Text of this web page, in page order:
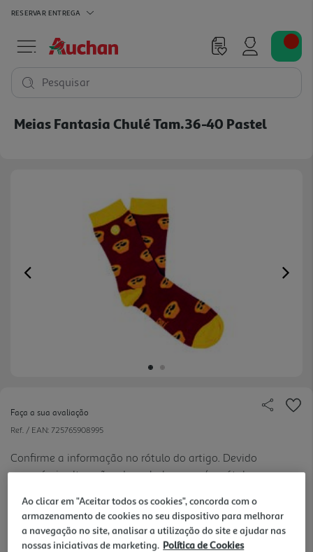
RESERVAR ENTREGA
Pesquisar
Meias Fantasia Chulé Tam.36-40 Pastel
Previous
Faça a sua avaliação
Ref. / EAN: 725765908995
Confirme a informação no rótulo do artigo. Devido
a possíveis alterações de embalagens e/ou rótulos,
acompanha o produto que recebe.
ver
12 €/un
Ao clicar em "Aceitar todos os cookies", concorda com o
armazenamento de cookies no seu dispositivo para melhorar
a navegação no site, analisar a utilização do site e ajudar nas
nossas iniciativas de marketing. Política de Cookies